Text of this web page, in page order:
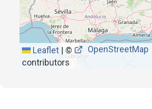
Leaflet | ©
OpenStreetMap
contributors